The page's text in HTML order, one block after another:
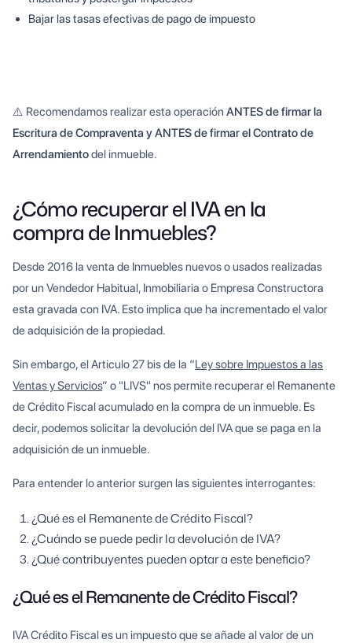
Bajar las tasas efectivas de pago de impuesto
⚠️ Recomendamos realizar esta operación ANTES de firmar la
Escritura de Compraventa y ANTES de firmar el Contrato de
Arrendamientodel inmueble.
¿Cómo recuperar el IVA en la
compra de Inmuebles?
Desde 2016 la venta de Inmuebles nuevos o usados realizadas
por un Vendedor Habitual, Inmobiliaria o Empresa Constructora
esta gravada con IVA. Esto implica que ha incrementado el valor
de adquisición de la propiedad.
Sin embargo, el Articulo 27 bis de la “Ley sobre Impuestos a las
Ventas y Servicios” o "LIVS" nos permite recuperar el Remanente
de Crédito Fiscal acumulado en la compra de un inmueble. Es
decir, podemos solicitar la devolución del IVA que se paga en la
adquisición de un inmueble.
Para entender lo anterior surgen las siguientes interrogantes:
¿Qué es el Remanente de Crédito Fiscal?
¿Cuándo se puede pedir la devolución de IVA?
¿Qué contribuyentes pueden optar a este beneficio?
¿Qué es el Remanente de Crédito Fiscal?
IVA Crédito Fiscal es un impuesto que se añade al valor de un